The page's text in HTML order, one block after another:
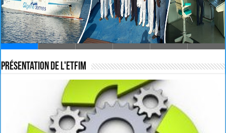
Présentation de l'ETFIM